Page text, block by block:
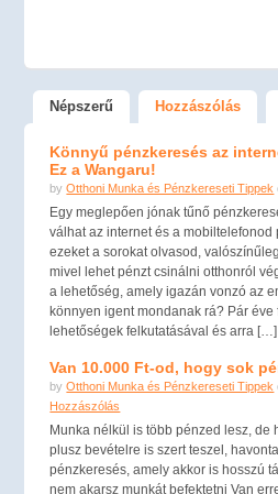
Népszerű Hozzászólás
Könnyű pénzkeresés az
Ez a Wangaru!
byOtthoni Munka és Pénzkereseti Tippek
Egy meglepően jónak tűnő
válhat az internet és a
ezeket a sorokat olvasod,
mivel lehet pénzt csinálni otthonról
a lehetőség, amely igazán vonzó az
könnyen igent mondanak rá? Pár
lehetőségek felkutatásával és arra […]
Van 10.000 Ft-od, hogy sok
byOtthoni Munka és Pénzkereseti Tippek
Hozzászólás
Munka nélkül is több pénzed lesz, de
plusz bevételre is szert teszel,
pénzkeresés, amely akkor is hosszú
nem akarsz munkát befektetni Van